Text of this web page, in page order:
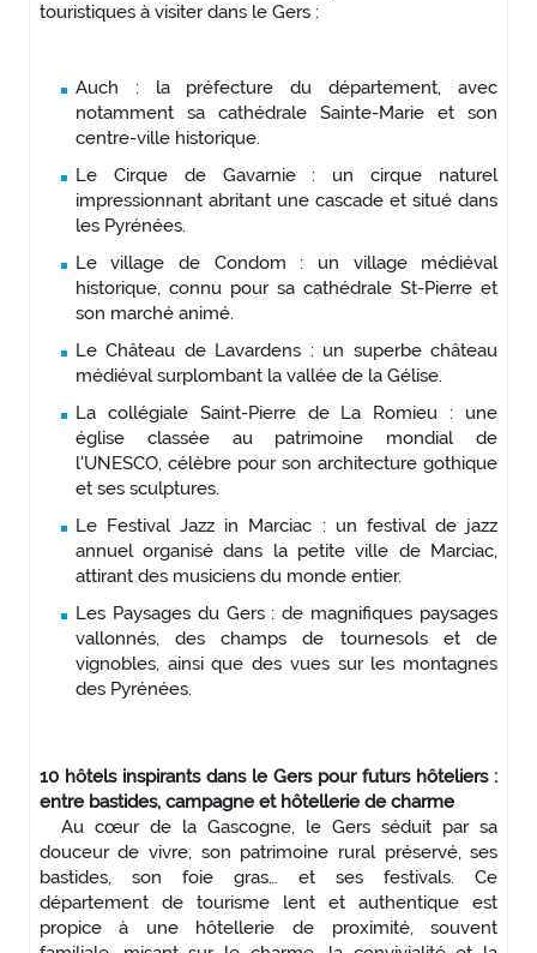
touristiques à visiter dans le Gers :
Auch : la préfecture du département, avec
notamment sa cathédrale Sainte-Marie et son
centre-ville historique.
Le Cirque de Gavarnie : un cirque naturel
impressionnant abritant une cascade et situé dans
les Pyrénées.
Le village de Condom : un village médiéval
historique, connu pour sa cathédrale St-Pierre et
son marché animé.
Le Château de Lavardens : un superbe château
médiéval surplombant la vallée de la Gélise.
La collégiale Saint-Pierre de La Romieu : une
église classée au patrimoine mondial de
l'UNESCO, célèbre pour son architecture gothique
et ses sculptures.
Le Festival Jazz in Marciac : un festival de jazz
annuel organisé dans la petite ville de Marciac,
attirant des musiciens du monde entier.
Les Paysages du Gers : de magnifiques paysages
vallonnés, des champs de tournesols et de
vignobles, ainsi que des vues sur les montagnes
des Pyrénées.
10 hôtels inspirants dans le Gers pour futurs hôteliers :
entre bastides, campagne et hôtellerie de charme
Au cœur de la Gascogne, le Gers séduit par sa
douceur de vivre, son patrimoine rural préservé, ses
bastides, son foie gras… et ses festivals. Ce
département de tourisme lent et authentique est
propice à une hôtellerie de proximité, souvent